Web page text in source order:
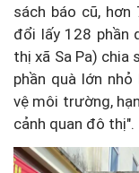
sách báo cũ,
đổi lấy 128 phần
thị xã Sa Pa)
phần quà lớn
vệ môi trường,
cảnh quan đô thị".